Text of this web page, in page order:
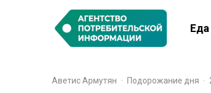
Еда
Аветис Армутян · Подорожание дня ·